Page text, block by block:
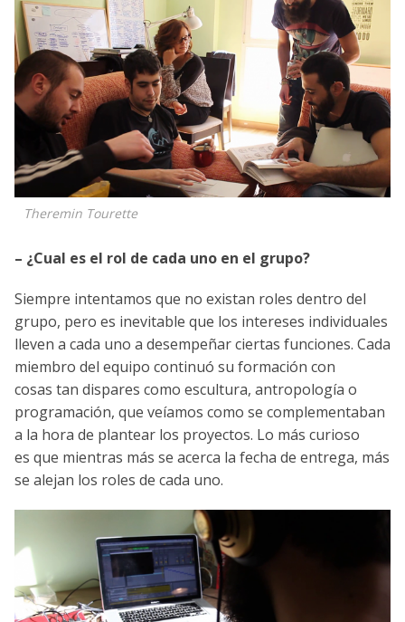
Theremin Tourette
– ¿Cual es el rol de cada uno en el grupo?
Siempre intentamos que no existan roles dentro del
grupo, pero es inevitable que los intereses individuales
lleven a cada uno a desempeñar ciertas funciones. Cada
miembro del equipo continuó su formación con
cosas tan dispares como escultura, antropología o
programación, que veíamos como se complementaban
a la hora de plantear los proyectos. Lo más curioso
es que mientras más se acerca la fecha de entrega, más
se alejan los roles de cada uno.